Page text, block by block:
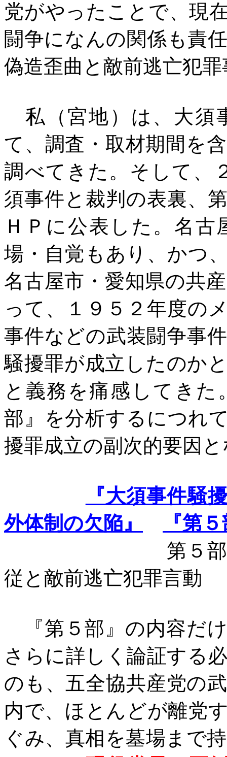
党がやったことで、現
闘争になんの関係も責
偽造歪曲と敵前逃亡犯
私（宮地）は、大須
て、調査・取材期間を
調べてきた。そして、
須事件と裁判の表裏、
ＨＰに公表した。名
場・自覚もあり、かつ
名古屋市・愛知県の共
って、１９５２年度の
事件などの武装闘争事
騒擾罪が成立したのか
と義務を痛感してき
部』を分析するにつれ
擾罪成立の副次的要因
『大須事件騒
外体制の欠陥』
『第
第５
従と敵前逃亡犯罪言動
『第５部』の内容だ
さらに詳しく論証する
のも、五全協共産党の
内で、ほとんどが離党
ぐみ、真相を墓場まで